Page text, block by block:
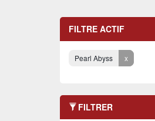
FILTRE ACTIF
Pearl Abyss x
FILTRER